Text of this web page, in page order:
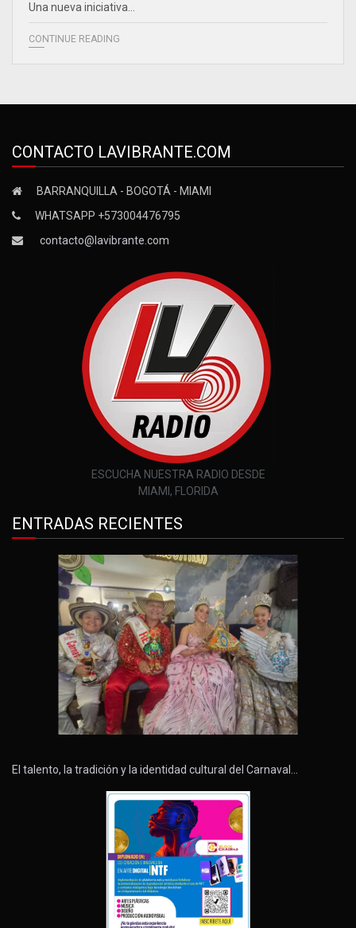
Una nueva iniciativa…
CONTINUE READING
CONTACTO LAVIBRANTE.COM
BARRANQUILLA - BOGOTÁ - MIAMI
WHATSAPP +573004476795
contacto@lavibrante.com
ESCUCHA NUESTRA RADIO DESDE
MIAMI, FLORIDA
ENTRADAS RECIENTES
El talento, la tradición y la identidad cultural del Carnaval…